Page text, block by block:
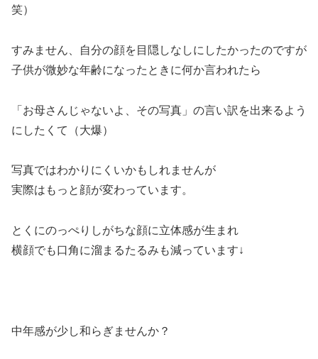
笑）
すみません、自分の顔を目隠しなしにしたかったのですが
子供が微妙な年齢になったときに何か言われたら
「お母さんじゃないよ、その写真」の言い訳を出来るよう
にしたくて（大爆）
写真ではわかりにくいかもしれませんが
実際はもっと顔が変わっています。
とくにのっぺりしがちな顔に立体感が生まれ
横顔でも口角に溜まるたるみも減っています↓
中年感が少し和らぎませんか？